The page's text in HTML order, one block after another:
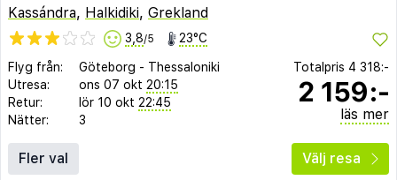
Kassándra, Halkidiki, Grekland
3,8/5 23°C
Flyg från: Göteborg - Thessaloniki
Utresa:
ons 07 okt 20:15
Retur:
lör 10 okt 22:45
Nätter:
3
Totalpris 4 318:-
2 159:-
läs mer
Fler val Välj resa